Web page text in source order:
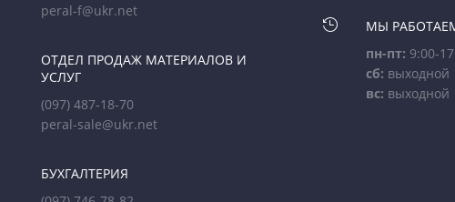
peral-f@ukr.net
ОТДЕЛ ПРОДАЖ МАТЕРИАЛОВ И
УСЛУГ
(097) 487-18-70
peral-sale@ukr.net
БУХГАЛТЕРИЯ

МЫ
пн-пт: 9:00-
сб: выходной
вс: выходной